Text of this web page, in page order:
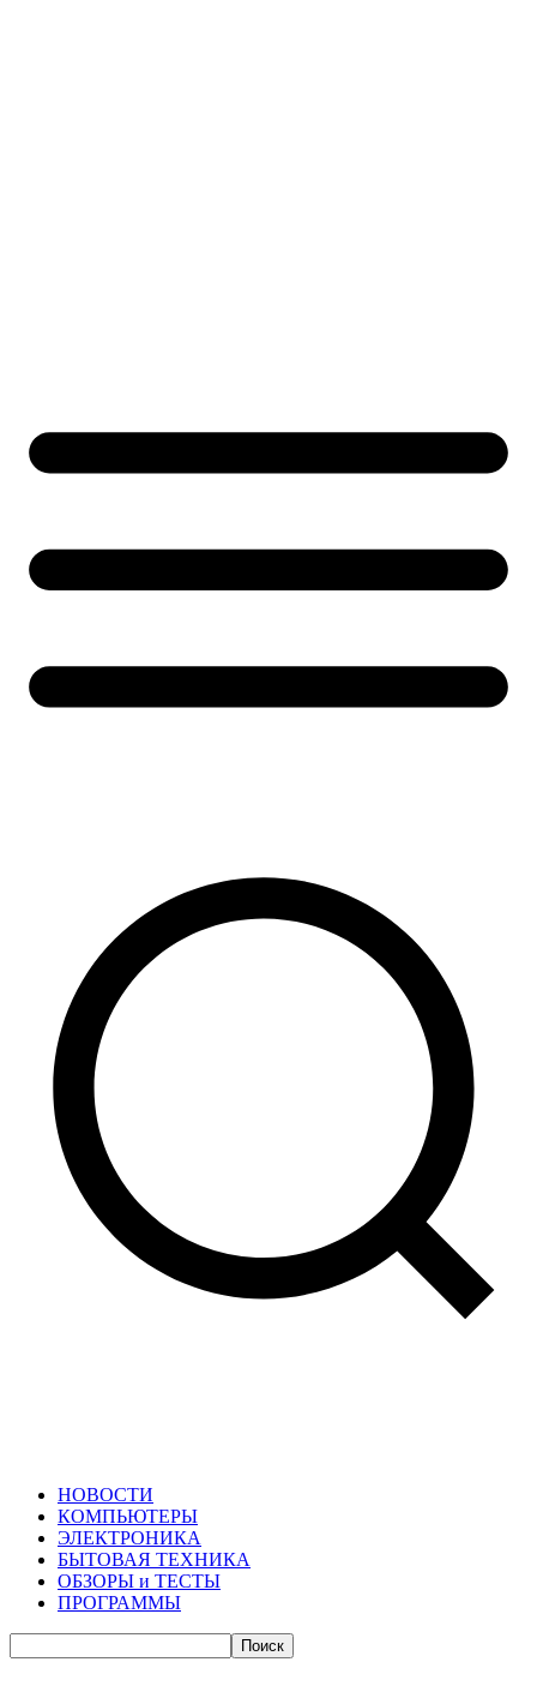
НОВОСТИ
КОМПЬЮТЕРЫ
ЭЛЕКТРОНИКА
БЫТОВАЯ ТЕХНИКА
ОБЗОРЫ и ТЕСТЫ
ПРОГРАММЫ
Поиск